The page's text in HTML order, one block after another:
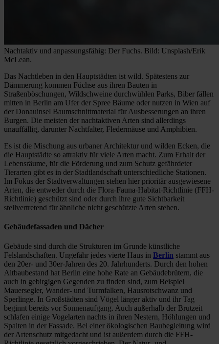
Nachtaktiv und anpassungsfähig: Der Fuchs. Bild: Unsplash/Erik
McLean.
Das Nachtleben in den Hauptstädten ist wild. Spätestens zur
Dämmerung kommen Füchse aus ihren Bauten in
Straßenböschungen, Wildschweine durchwühlen Parks, Biber fällen
mitten in Berlin am Ufer der Spree Bäume oder nutzen in Wien auf
der Donauinsel Baumschnittmaterial für Ausbesserungen an ihren
Burgen. Die meisten der nachtaktiven Arten sind allerdings
unauffällig, darunter Nachtfalter, Fledermäuse und Amphibien.
Es ist die Mischung aus urbaner Architektur und wilden Ecken, die
die Hauptstädte so attraktiv für viele Arten macht. Zum Erhalt der
Lebensräume, für die Förderung und zum Schutz gefährdeter
Tierarten gibt es in der Stadtlandschaft unterschiedliche Stationen.
Im Fokus der Stadtverwaltungen stehen hier prioritär ausgewiesene
Arten, die entweder durch die Flora-Fauna-Habitat-Richtlinie (FFH-
Richtlinie) geschützt sind oder durch ihre gute Sichtbarkeit
stellvertretend für ähnliche nicht geschützte Arten stehen.
Gebäudefassaden und Dächer
Gebäude sind durch die Strukturen im Grunde künstliche
Felslandschaften. Ungefähr jedes vierte Haus in Berlin stammt aus
den 20er- und 30er-Jahren des 20. Jahrhunderts. Durch den hohen
Altbaubestand hat Berlin eine hohe Rate an Gebäudebrütern, die
auch in gebirgigen Gegenden zu finden sind, zum Beispiel
Mauersegler, Wander- und Turmfalken, Hausrotschwanz und
Sperlinge. In Großstädten sind Vögel länger aktiv und ihr Tag
beginnt bereits vor Sonnenaufgang. Auch außerhalb der Brutzeit
schlafen einige Vogelarten nachts in ihren Nestern, Höhlungen und
Spalten in der Fassade. Bei einer ökologischen Baubegleitung wird
der Artenschutz mitgedacht und ist außerdem durch die FFH-